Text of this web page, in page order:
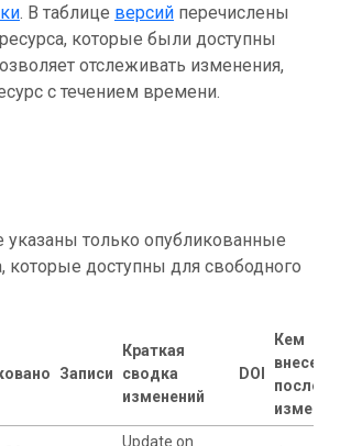
. В таблице версий перечислены
которые были доступны
отслеживать изменения,
с течением времени.
указаны только опубликованные
которые доступны для свободного
Записи
Краткая
сводка
изменений
DOI
Кем
внесены
Update on